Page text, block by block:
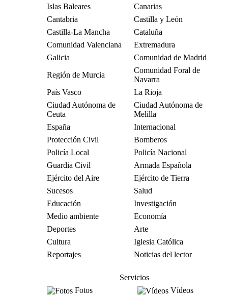
Islas Baleares
Canarias
Cantabria
Castilla y León
Castilla-La Mancha
Cataluña
Comunidad Valenciana
Extremadura
Galicia
Comunidad de Madrid
Región de Murcia
Comunidad Foral de
Navarra
País Vasco
La Rioja
Ciudad Autónoma de
Ceuta
Ciudad Autónoma de
Melilla
España
Internacional
Protección Civil
Bomberos
Policía Local
Policía Nacional
Guardia Civil
Armada Española
Ejército del Aire
Ejército de Tierra
Sucesos
Salud
Educación
Investigación
Medio ambiente
Economía
Deportes
Arte
Cultura
Iglesia Católica
Reportajes
Noticias del lector
Servicios
Fotos
Vídeos